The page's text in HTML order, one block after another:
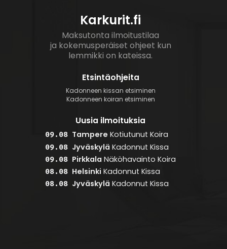
Karkurit.fi
Maksutonta ilmoitustilaa
ja kokemusperäiset ohjeet kun
lemmikki on kateissa.
Etsintäohjeita
Kadonneen kissan etsiminen
Kadonneen koiran etsiminen
Uusia ilmoituksia
09.08 Tampere Kotiutunut Koira
09.08 Jyväskylä Kadonnut Kissa
09.08 Pirkkala Näköhavainto Koira
08.08 Helsinki Kadonnut Kissa
08.08 Jyväskylä Kadonnut Kissa